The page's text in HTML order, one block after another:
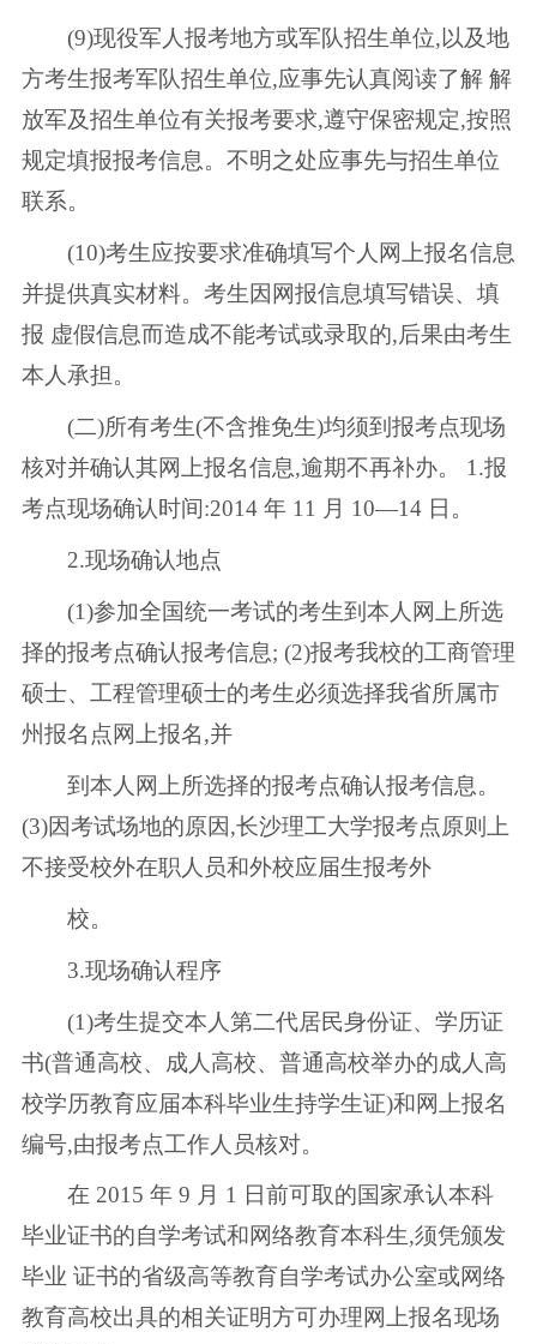
(9)现役军人报考地方或军队招生单位,以及地
方考生报考军队招生单位,应事先认真阅读了解 解
放军及招生单位有关报考要求,遵守保密规定,按照
规定填报报考信息。不明之处应事先与招生单位
联系。
(10)考生应按要求准确填写个人网上报名信息
并提供真实材料。考生因网报信息填写错误、填
报 虚假信息而造成不能考试或录取的,后果由考生
本人承担。
(二)所有考生(不含推免生)均须到报考点现场
核对并确认其网上报名信息,逾期不再补办。 1.报
考点现场确认时间:2014 年 11 月 10—14 日。
2.现场确认地点
(1)参加全国统一考试的考生到本人网上所选
择的报考点确认报考信息; (2)报考我校的工商管理
硕士、工程管理硕士的考生必须选择我省所属市
州报名点网上报名,并
到本人网上所选择的报考点确认报考信息。
(3)因考试场地的原因,长沙理工大学报考点原则上
不接受校外在职人员和外校应届生报考外
校。
3.现场确认程序
(1)考生提交本人第二代居民身份证、学历证
书(普通高校、成人高校、普通高校举办的成人高
校学历教育应届本科毕业生持学生证)和网上报名
编号,由报考点工作人员核对。
在 2015 年 9 月 1 日前可取的国家承认本科
毕业证书的自学考试和网络教育本科生,须凭颁发
毕业 证书的省级高等教育自学考试办公室或网络
教育高校出具的相关证明方可办理网上报名现场